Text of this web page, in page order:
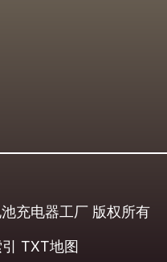
充电器工厂版权所有
TXT地图